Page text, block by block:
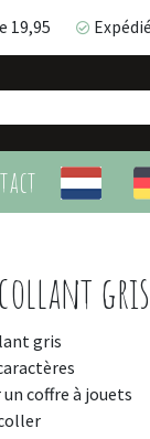
19,95
gris
un coffre à jouets